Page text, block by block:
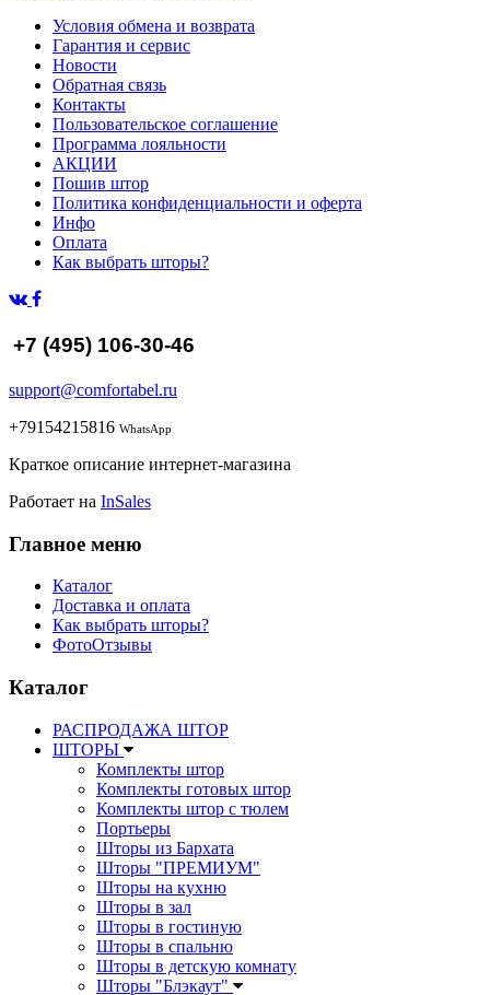
Условия обмена и возврата
Гарантия и сервис
Новости
Обратная связь
Контакты
Пользовательское соглашение
Программа лояльности
АКЦИИ
Пошив штор
Политика конфиденциальности и оферта
Инфо
Оплата
Как выбрать шторы?
+7 (495) 106-30-46
support@comfortabel.ru
+79154215816 WhatsApp
Краткое описание интернет-магазина
Работает на InSales
Главное меню
Каталог
Доставка и оплата
Как выбрать шторы?
ФотоОтзывы
Каталог
РАСПРОДАЖА ШТОР
ШТОРЫ
Комплекты штор
Комплекты готовых штор
Комплекты штор с тюлем
Портьеры
Шторы из Бархата
Шторы "ПРЕМИУМ"
Шторы на кухню
Шторы в зал
Шторы в гостиную
Шторы в спальню
Шторы в детскую комнату
Шторы "Блэкаут"